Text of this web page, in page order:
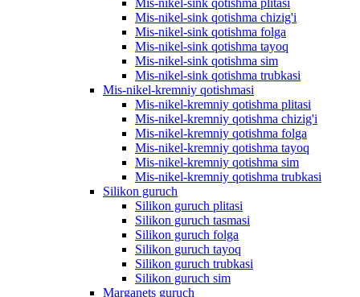
Mis-nikel-sink qotishma plitasi
Mis-nikel-sink qotishma chizig'i
Mis-nikel-sink qotishma folga
Mis-nikel-sink qotishma tayoq
Mis-nikel-sink qotishma sim
Mis-nikel-sink qotishma trubkasi
Mis-nikel-kremniy qotishmasi
Mis-nikel-kremniy qotishma plitasi
Mis-nikel-kremniy qotishma chizig'i
Mis-nikel-kremniy qotishma folga
Mis-nikel-kremniy qotishma tayoq
Mis-nikel-kremniy qotishma sim
Mis-nikel-kremniy qotishma trubkasi
Silikon guruch
Silikon guruch plitasi
Silikon guruch tasmasi
Silikon guruch folga
Silikon guruch tayoq
Silikon guruch trubkasi
Silikon guruch sim
Marganets guruch